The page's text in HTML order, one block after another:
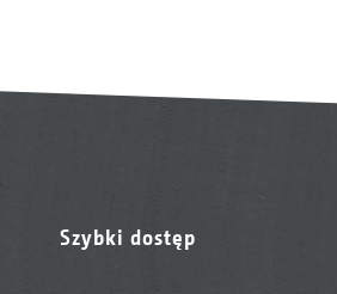
Szybki dostęp